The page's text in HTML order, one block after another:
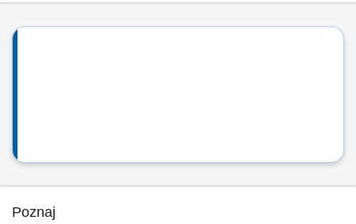
Poznaj